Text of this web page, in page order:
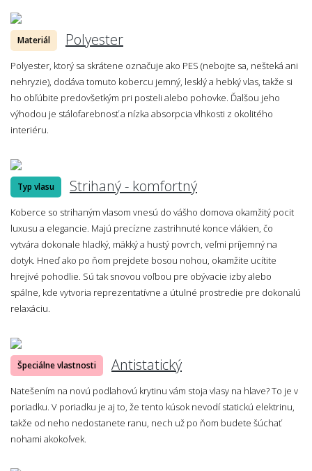
Materiál Polyester
Polyester, ktorý sa skrátene označuje ako PES (nebojte sa, nešteká ani
nehryzie), dodáva tomuto kobercu jemný, lesklý a hebký vlas, takže si
ho obľúbite predovšetkým pri posteli alebo pohovke. Ďalšou jeho
výhodou je stálofarebnosť a nízka absorpcia vlhkosti z okolitého
interiéru.
Typ vlasu Strihaný - komfortný
Koberce so strihaným vlasom vnesú do vášho domova okamžitý pocit
luxusu a elegancie. Majú precízne zastrihnuté konce vlákien, čo
vytvára dokonale hladký, mäkký a hustý povrch, veľmi príjemný na
dotyk. Hneď ako po ňom prejdete bosou nohou, okamžite ucítite
hrejivé pohodlie. Sú tak snovou voľbou pre obývacie izby alebo
spálne, kde vytvoria reprezentatívne a útulné prostredie pre dokonalú
relaxáciu.
Špeciálne vlastnosti Antistatický
Natešením na novú podlahovú krytinu vám stoja vlasy na hlave? To je v
poriadku. V poriadku je aj to, že tento kúsok nevodí statickú elektrinu,
takže od neho nedostanete ranu, nech už po ňom budete šúchať
nohami akokoľvek.